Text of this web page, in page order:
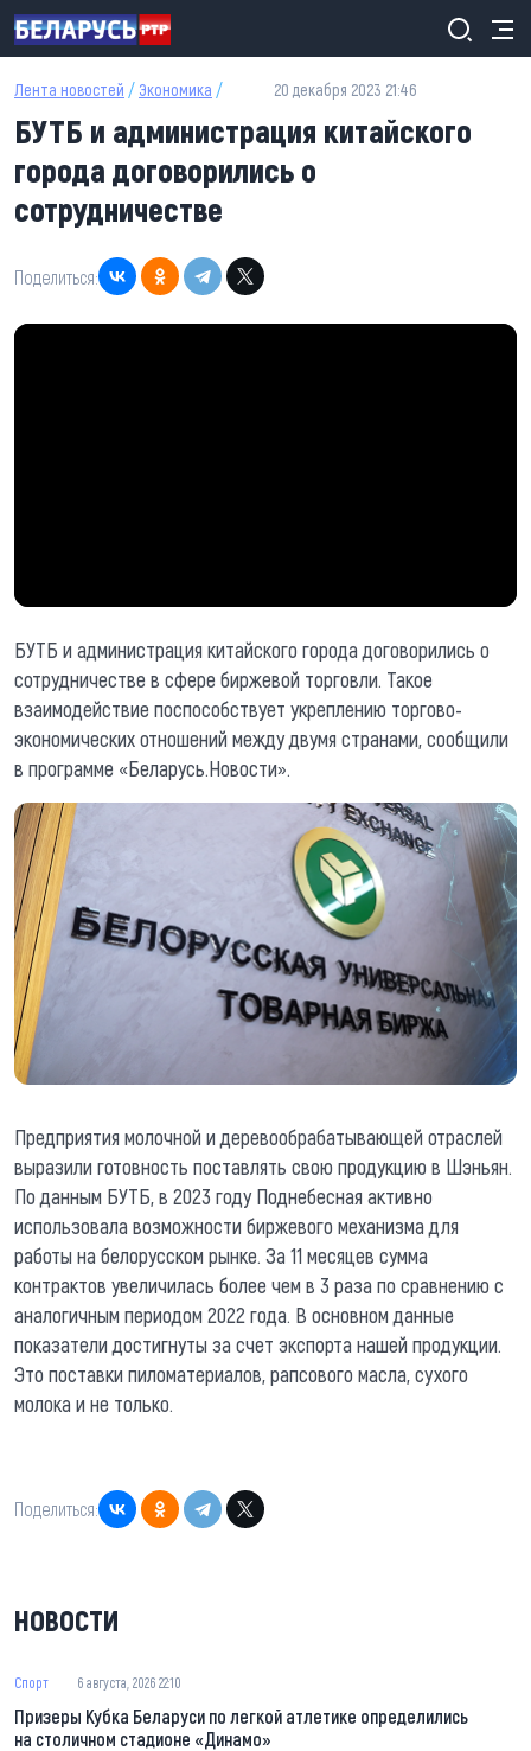
Перейти к основному содержанию
Лента новостей / Экономика / 20 декабря 2023 21:46
БУТБ и администрация китайского
города договорились о
сотрудничестве
Поделиться:
БУТБ и администрация китайского города договорились о
сотрудничестве в сфере биржевой торговли. Такое
взаимодействие поспособствует укреплению торгово-
экономических отношений между двумя странами, сообщили
в программе «Беларусь.Новости».
Предприятия молочной и деревообрабатывающей отраслей
выразили готовность поставлять свою продукцию в Шэньян.
По данным БУТБ, в 2023 году Поднебесная активно
использовала возможности биржевого механизма для
работы на белорусском рынке. За 11 месяцев сумма
контрактов увеличилась более чем в 3 раза по сравнению с
аналогичным периодом 2022 года. В основном данные
показатели достигнуты за счет экспорта нашей продукции.
Это поставки пиломатериалов, рапсового масла, сухого
молока и не только.
Поделиться:
НОВОСТИ
Спорт 6 августа, 2026 22:10
Призеры Кубка Беларуси по легкой атлетике определились
на столичном стадионе «Динамо»